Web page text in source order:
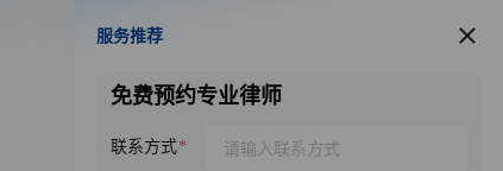
服务推荐
服务推荐
免费预约专业律师
联系方式